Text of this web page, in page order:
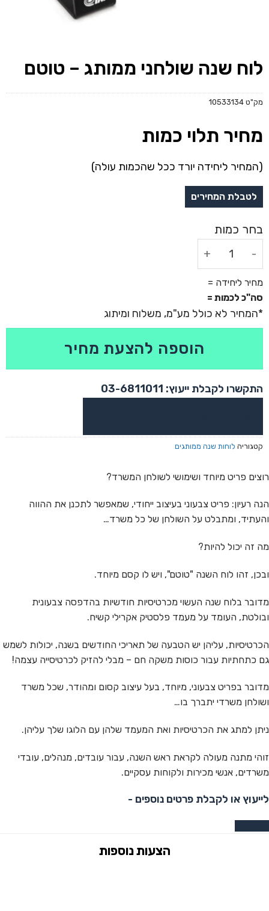
לוח שנה שולחני ממותג – טוטם
מק"ט 10533134
מחיר תלוי כמות
(המחיר ליחידה יורד ככל שהכמות עולה)
סה"כ לכמות =
מחיר ליחידה =
הוספה להצעת מחיר
התקשרו לקבלת ייעוץ: 03-6811011
קטגוריה לוחות שנה ממותגים
רוצים פריט מיוחד ושימושי לשולחן המשרד?
הנה רעיון: פריט צבעוני בעיצוב ייחודי, שמאפשר לתכנן את ההווה
והעתיד, ומתבלט על השולחן של כל משרד…
מה זה יכול להיות?
ובכן, זהו לוח השנה "טוטם", ויש לו קסם מיוחד.
מדובר בלוח שנה העשוי מכרטיסיות חודשיות בהדפסה צבעונית
ובולטת, העומד על מעמד פלסטיק אקרילי קשיח.
הכרטיסיות, עליהן יש הטבעה של תאריכי החודשים בשנה, יכולות לשמש
גם כתחתיות עבור כוסות משקה חם – מבלי להזיק לכרטיסייה עצמה!
מדובר בפריט צבעוני, מיוחד, בעל עיצוב קסום ומהודר, שכל משרד
ושולחן משרדי יתברך בו…
ניתן למתג את הכרטיסיות ואת המעמד שלהן עם הלוגו שלך עליהן.
זוהי מתנה מעולה לקראת ראש השנה, עבור עובדים, מנהלים, עובדי
משרדים, אנשי מכירות ולקוחות עסקיים.
לייעוץ או לקבלת פרטים נוספים -